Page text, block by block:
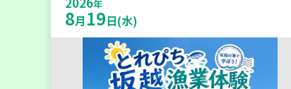
年
8月 19日(水)